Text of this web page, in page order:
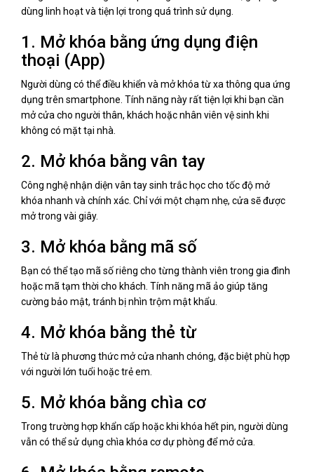
dùng linh hoạt và tiện lợi trong quá trình sử dụng.
1. Mở khóa bằng ứng dụng điện
thoại (App)
Người dùng có thể điều khiển và mở khóa từ xa thông qua ứng
dụng trên smartphone. Tính năng này rất tiện lợi khi bạn cần
mở cửa cho người thân, khách hoặc nhân viên vệ sinh khi
không có mặt tại nhà.
2. Mở khóa bằng vân tay
Công nghệ nhận diện vân tay sinh trắc học cho tốc độ mở
khóa nhanh và chính xác. Chỉ với một chạm nhẹ, cửa sẽ được
mở trong vài giây.
3. Mở khóa bằng mã số
Bạn có thể tạo mã số riêng cho từng thành viên trong gia đình
hoặc mã tạm thời cho khách. Tính năng mã ảo giúp tăng
cường bảo mật, tránh bị nhìn trộm mật khẩu.
4. Mở khóa bằng thẻ từ
Thẻ từ là phương thức mở cửa nhanh chóng, đặc biệt phù hợp
với người lớn tuổi hoặc trẻ em.
5. Mở khóa bằng chìa cơ
Trong trường hợp khẩn cấp hoặc khi khóa hết pin, người dùng
vẫn có thể sử dụng chìa khóa cơ dự phòng để mở cửa.